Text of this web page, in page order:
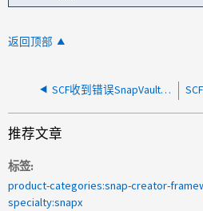
返回顶部
SCF收到错误SnapVault Snapshot无法在创建快照后重命名
推荐文章
标签
specialty:snapx